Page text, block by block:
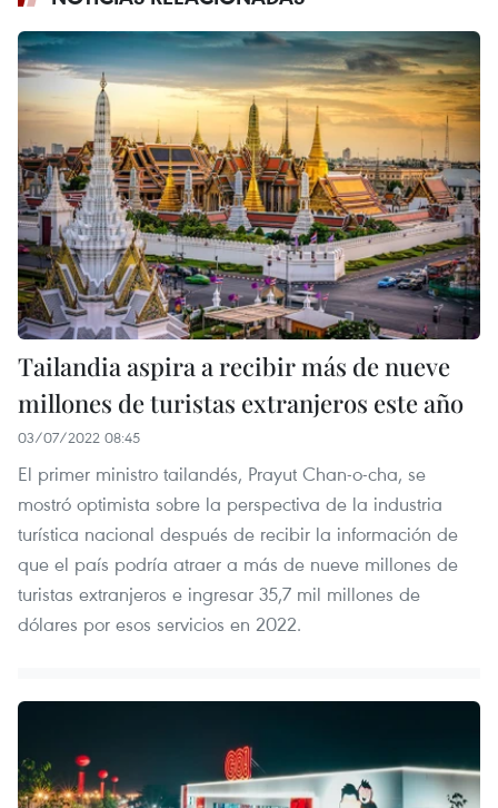
Tailandia aspira a recibir más de nueve
millones de turistas extranjeros este año
03/07/2022 08:45
El primer ministro tailandés, Prayut Chan-o-cha, se
mostró optimista sobre la perspectiva de la industria
turística nacional después de recibir la información de
que el país podría atraer a más de nueve millones de
turistas extranjeros e ingresar 35,7 mil millones de
dólares por esos servicios en 2022.